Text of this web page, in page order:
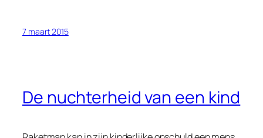
7 maart 2015
De nuchterheid van een kind